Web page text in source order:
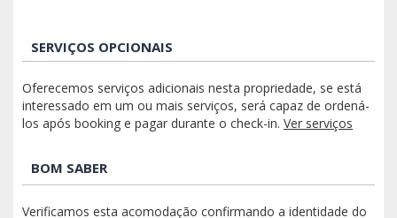
SERVIÇOS OPCIONAIS
Oferecemos serviços adicionais nesta propriedade, se está
interessado em um ou mais serviços, será capaz de ordená-
los após booking e pagar durante o check-in. Ver serviços
BOM SABER
Verificamos esta acomodação confirmando a identidade do